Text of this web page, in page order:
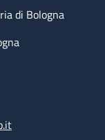
di Bologna